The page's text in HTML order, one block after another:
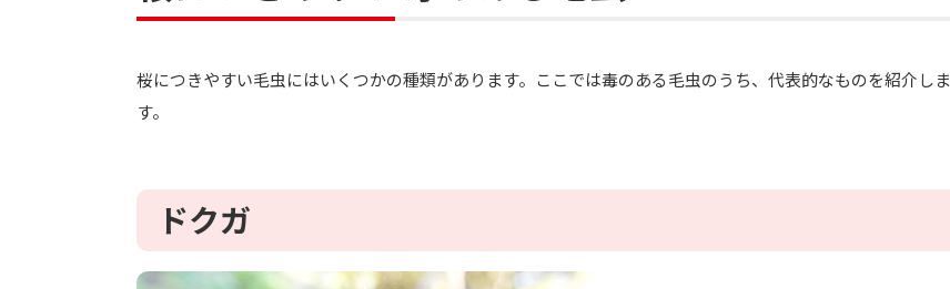
桜につきやすい毛虫にはいくつかの種類があります。ここでは毒のある毛虫のうち、代表的なものを紹介しま
す。
ドクガ